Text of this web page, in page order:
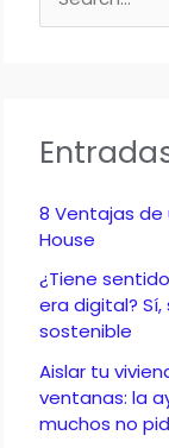
u
r
o
:
8 Ventajas de
House
¿Tiene
era digital?
sostenible
Aislar tu
ventanas: la
muchos no